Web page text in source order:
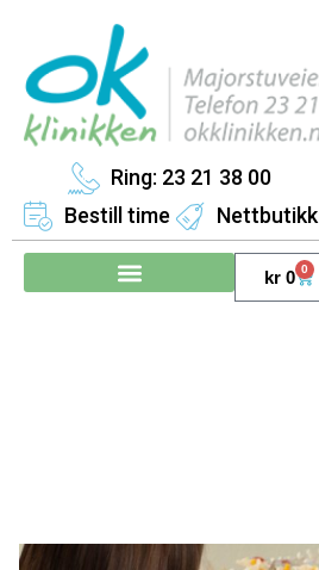
Ring: 23 21 38 00
Bestill time
Nettbutikk
kr 0 0